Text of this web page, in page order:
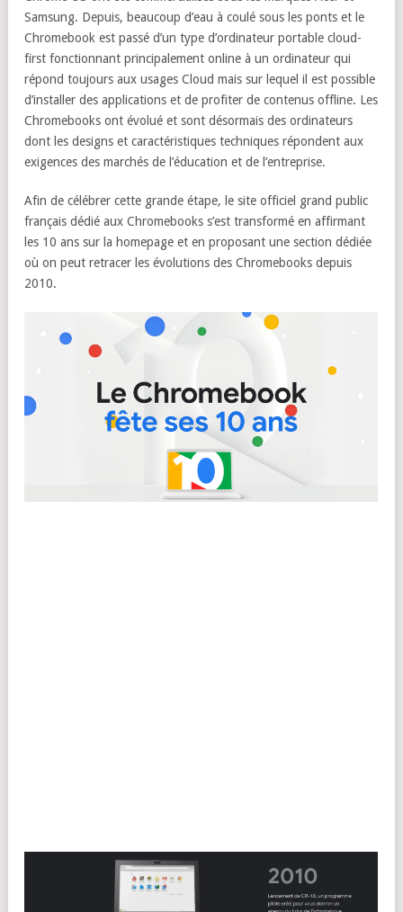
Samsung. Depuis, beaucoup d’eau à coulé sous les ponts et le
Chromebook est passé d’un type d’ordinateur portable cloud-
first fonctionnant principalement online à un ordinateur qui
répond toujours aux usages Cloud mais sur lequel il est possible
d’installer des applications et de profiter de contenus offline. Les
Chromebooks ont évolué et sont désormais des ordinateurs
dont les designs et caractéristiques techniques répondent aux
exigences des marchés de l’éducation et de l’entreprise.
Afin de célébrer cette grande étape, le site officiel grand public
français dédié aux Chromebooks s’est transformé en affirmant
les 10 ans sur la homepage et en proposant une section dédiée
où on peut retracer les évolutions des Chromebooks depuis
2010.